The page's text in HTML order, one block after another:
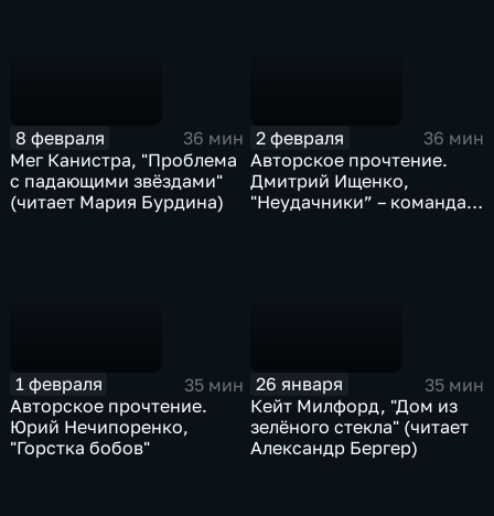
8 февраля
36 мин
Мег Канистра, "Проблема
с падающими звёздами"
(читает Мария Бурдина)
2 февраля
36 мин
Авторское прочтение.
Дмитрий Ищенко,
"Неудачники” – команда
1 февраля
35 мин
Авторское прочтение.
Юрий Нечипоренко,
"Горстка бобов"
26 января
35 мин
Кейт Милфорд, "Дом из
зелёного стекла" (читает
Александр Бергер)